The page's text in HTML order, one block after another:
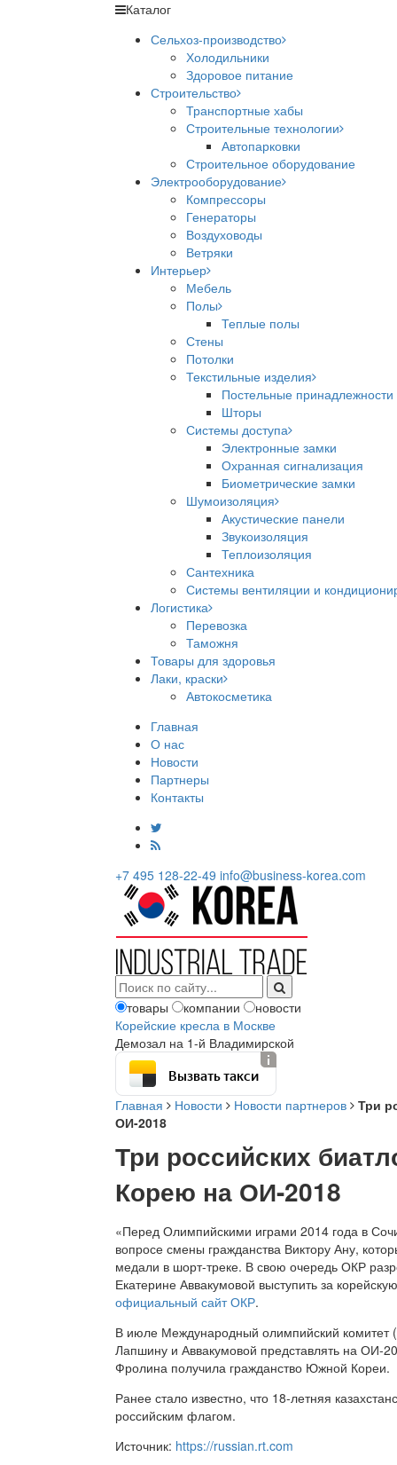
Каталог
Сельхоз-производство
Холодильники
Здоровое питание
Строительство
Транспортные хабы
Строительные технологии
Автопарковки
Строительное оборудование
Электрооборудование
Компрессоры
Генераторы
Воздуховоды
Ветряки
Интерьер
Мебель
Полы
Теплые полы
Стены
Потолки
Текстильные изделия
Постельные принадлежности
Шторы
Системы доступа
Электронные замки
Охранная сигнализация
Биометрические замки
Шумоизоляция
Акустические панели
Звукоизоляция
Теплоизоляция
Сантехника
Системы вентиляции и
Логистика
Перевозка
Таможня
Товары для здоровья
Лаки, краски
Автокосметика
Главная
О нас
Новости
Партнеры
Контакты
+7 495 128-22-49 info@business-korea.com
товары компании
новости
Корейские кресла в Москве
Демозал на 1-й Владимирской
Вызвать такси
Главная Новости Новости партнеров
Три
ОИ-2018
Три российских
Корею на ОИ-2018
«Перед Олимпийскими играми 2014 года в
вопросе смены гражданства Виктору Ану,
медали в шорт-треке. В свою очередь ОКР
Екатерине Аввакумовой выступить за
официальный сайт ОКР.
В июле Международный олимпийский
Лапшину и Аввакумовой представлять на ОИ-
Фролина получила гражданство Южной Кореи.
Ранее стало известно, что 18-летняя
российским флагом.
Источник: https://russian.rt.com